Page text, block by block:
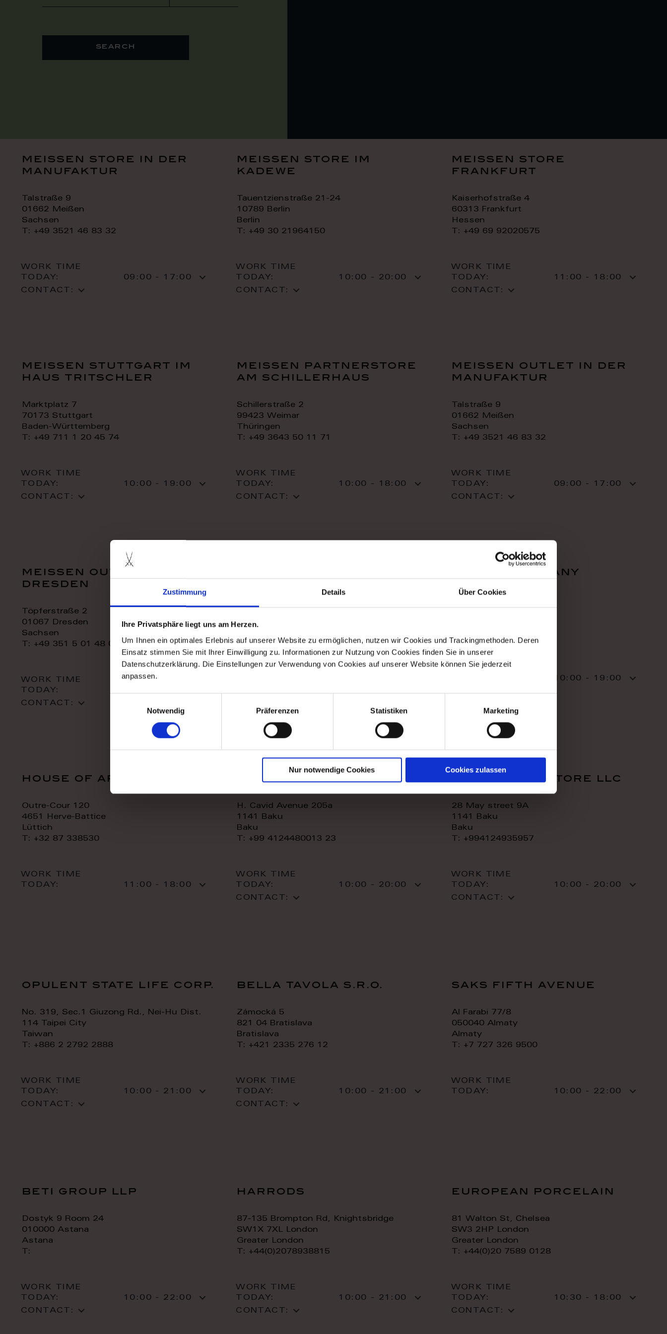
Zustimmung Details Über Cookies
Ihre Privatsphäre liegt uns am Herzen.
Um Ihnen ein optimales Erlebnis auf unserer Website zu ermöglichen, nutzen wir Cookies und Trackingmethoden. Deren
Einsatz stimmen Sie mit Ihrer Einwilligung zu. Informationen zur Nutzung von Cookies finden Sie in unserer
Datenschutzerklärung. Die Einstellungen zur Verwendung von Cookies auf unserer Website können Sie jederzeit
anpassen.
Notwendig
Präferenzen Statistiken Marketing
Nur notwendige Cookies Cookies zulassen
search
meissen store in der
manufaktur
Talstraße 9
01662 Meißen
Sachsen
T: +49 3521 46 83 32
WORK TIME
TODAY:
09:00 - 17:00
CONTACT:
meissen store im
kadewe
Tauentzienstraße 21-24
10789 Berlin
Berlin
T: +49 30 21964150
WORK TIME
TODAY:
10:00 - 20:00
CONTACT:
meissen store
frankfurt
Kaiserhofstraße 4
60313 Frankfurt
Hessen
T: +49 69 92020575
WORK TIME
TODAY:
11:00 - 18:00
CONTACT:
meissen stuttgart im
haus tritschler
Marktplatz 7
70173 Stuttgart
Baden-Württemberg
T: +49 711 1 20 45 74
WORK TIME
TODAY:
10:00 - 19:00
CONTACT:
meissen partnerstore
am schillerhaus
Schillerstraße 2
99423 Weimar
Thüringen
T: +49 3643 50 11 71
WORK TIME
TODAY:
10:00 - 18:00
CONTACT:
meissen outlet in der
manufaktur
Talstraße 9
01662 Meißen
Sachsen
T: +49 3521 46 83 32
WORK TIME
TODAY:
09:00 - 17:00
CONTACT:
meissen outlet
dresden
Töpferstraße 2
01067 Dresden
Sachsen
T: +49 351 5 01 48 06
WORK TIME
TODAY:
CONTACT:
Kiev
WORK TIME
CONTACT:
falcon company
WORK TIME
10:00 - 19:00
CONTACT:
house of art
Outre-Cour 120
4651 Herve-Battice
Lüttich
T: +32 87 338530
WORK TIME
TODAY:
11:00 - 18:00
royal home store llc
H. Cavid Avenue 205a
1141 Baku
Baku
T: +99 4124480013 23
WORK TIME
TODAY:
10:00 - 20:00
CONTACT:
royal home store llc
28 May street 9A
1141 Baku
Baku
T: +994124935957
WORK TIME
TODAY:
10:00 - 20:00
CONTACT:
opulent state life corp.
No. 319, Sec.1 Giuzong Rd., Nei-Hu Dist.
114 Taipei City
Taiwan
T: +886 2 2792 2888
WORK TIME
TODAY:
10:00 - 21:00
CONTACT:
bella tavola s.r.o.
Zámocká 5
821 04 Bratislava
Bratislava
T: +421 2335 276 12
WORK TIME
TODAY:
10:00 - 21:00
CONTACT:
saks fifth avenue
Al Farabi 77/8
050040 Almaty
Almaty
T: +7 727 326 9500
WORK TIME
TODAY:
10:00 - 22:00
beti group llp
Dostyk 9 Room 24
010000 Astana
Astana
T:
WORK TIME
TODAY:
10:00 - 22:00
CONTACT:
harrods
87-135 Brompton Rd, Knightsbridge
SW1X 7XL London
Greater London
T: +44(0)2078938815
WORK TIME
TODAY:
10:00 - 21:00
CONTACT:
european porcelain
81 Walton St, Chelsea
SW3 2HP London
Greater London
T: +44(0)20 7589 0128
WORK TIME
TODAY:
10:30 - 18:00
CONTACT: